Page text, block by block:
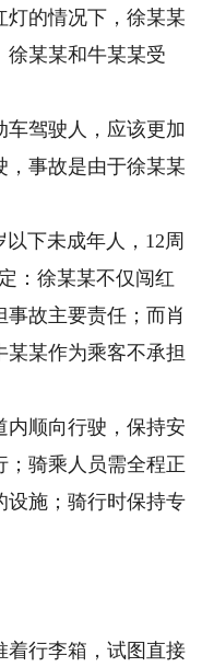
灯的情况下，徐某某
徐某某和牛某某受
驾驶人，应该更加
，事故是由于徐某某
下未成年人，12周
：徐某某不仅闯红
故主要责任；而肖
某作为乘客不承担
顺向行驶，保持安
；骑乘人员需全程正
设施；骑行时保持专
行李箱，试图直接